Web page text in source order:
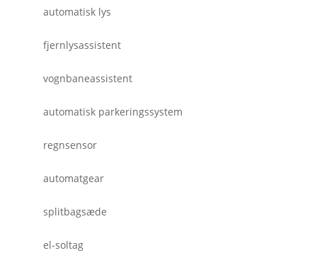
automatisk lys
fjernlysassistent
vognbaneassistent
automatisk parkeringssystem
regnsensor
automatgear
splitbagsæde
el-soltag